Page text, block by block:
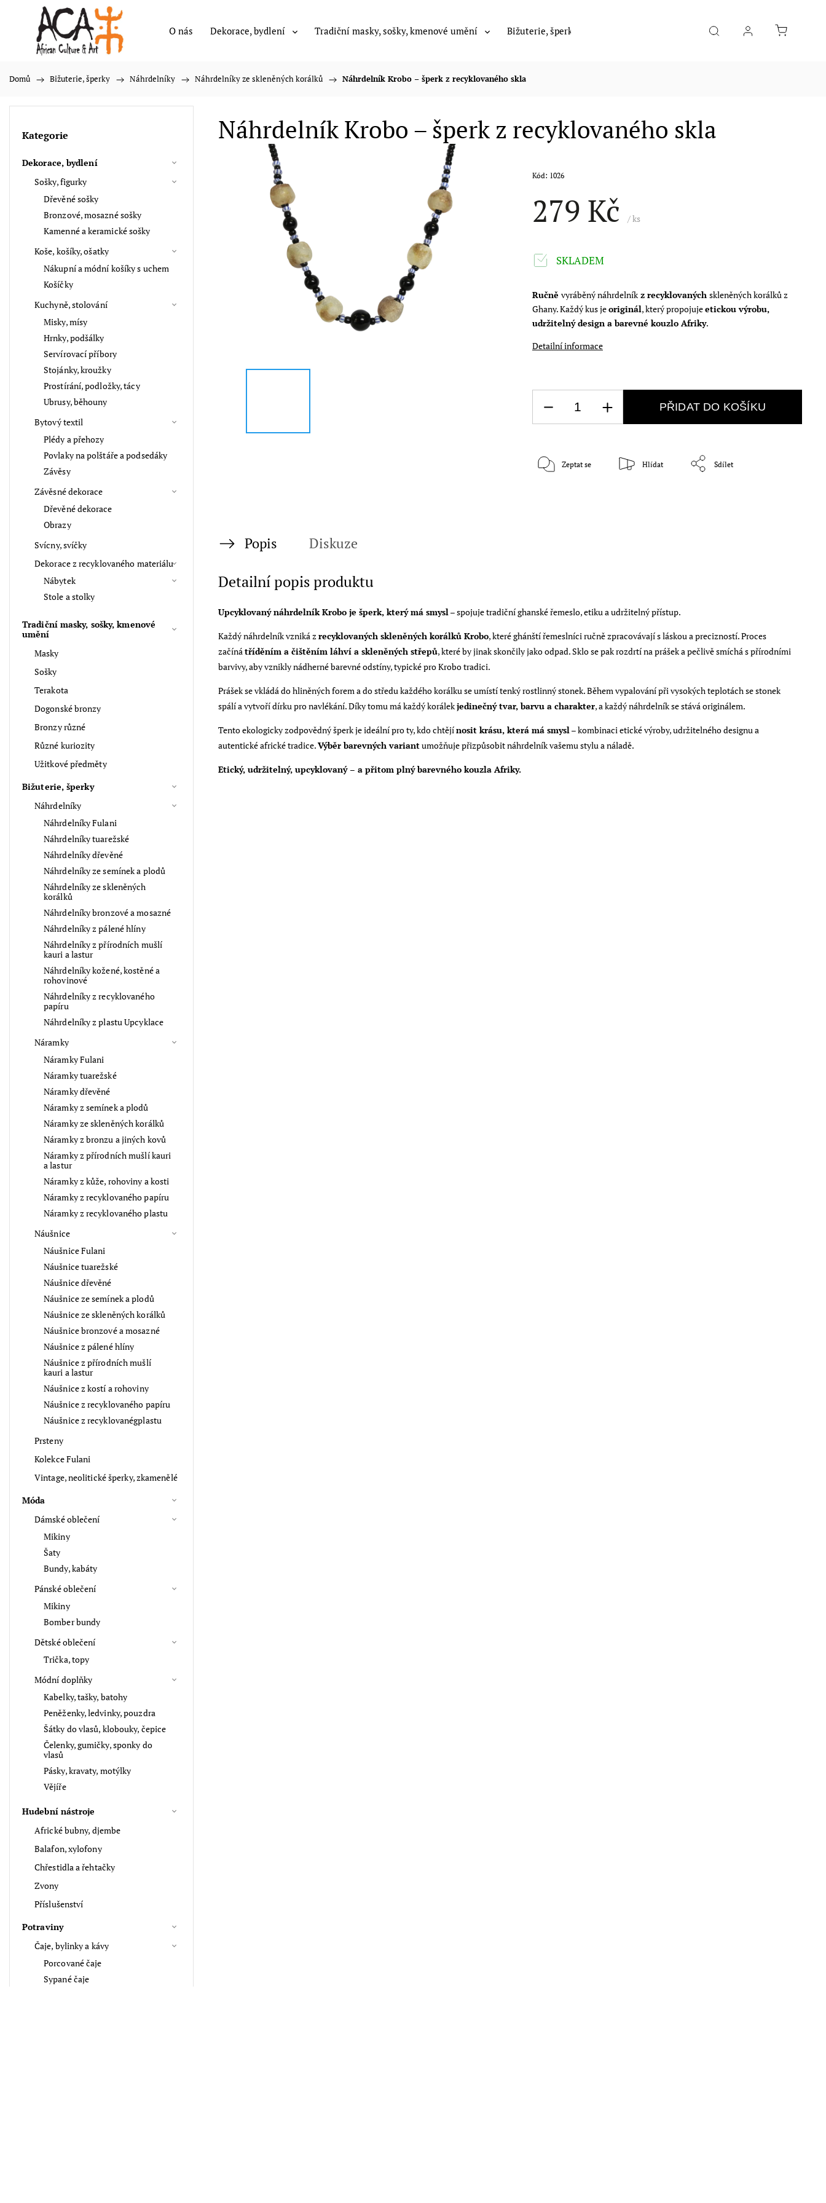
O nás Dekorace, bydlení Tradiční masky, sošky, kmenové umění Bižuterie, šperky Hudební nástroje Potraviny
Domů / Bižuterie, šperky / Náhrdelníky / Náhrdelníky ze skleněných korálků / Náhrdelník Krobo – šperk z recyklovaného skla
Kategorie
Dekorace, bydlení
Sošky, figurky
Dřevěné sošky
Bronzové, mosazné sošky
Kamenné a keramické sošky
Koše, košíky, ošatky
Nákupní a módní košíky s uchem
Košíčky
Kuchyně, stolování
Misky, mísy
Hrnky, podšálky
Servírovací příbory
Stojánky, kroužky
Prostírání, podložky, tácy
Ubrusy, běhouny
Bytový textil
Plédy a přehozy
Povlaky na polštáře a podsedáky
Závěsy
Závěsné dekorace
Dřevěné dekorace
Obrazy
Svícny, svíčky
Dekorace z recyklovaného materiálu
Nábytek
Stole a stolky
Tradiční masky, sošky, kmenové
umění
Masky
Sošky
Terakota
Dogonské bronzy
Bronzy různé
Různé kuriozity
Užitkové předměty
Bižuterie, šperky
Náhrdelníky
Náhrdelníky Fulani
Náhrdelníky tuarežské
Náhrdelníky dřevěné
Náhrdelníky ze semínek a plodů
Náhrdelníky ze skleněných
korálků
Náhrdelníky bronzové a mosazné
Náhrdelníky z pálené hlíny
Náhrdelníky z přírodních mušlí
kauri a lastur
Náhrdelníky kožené, kostěné a
rohovinové
Náhrdelníky z recyklovaného
papíru
Náhrdelníky z plastu Upcyklace
Náramky
Náramky Fulani
Náramky tuarežské
Náramky dřevěné
Náramky z semínek a plodů
Náramky ze skleněných korálků
Náramky z bronzu a jiných kovů
Náramky z přírodních mušlí kauri
a lastur
Náramky z kůže, rohoviny a kosti
Náramky z recyklovaného papíru
Náramky z recyklovaného plastu
Náušnice
Náušnice Fulani
Náušnice tuarežské
Náušnice dřevěné
Náušnice ze semínek a plodů
Náušnice ze skleněných korálků
Náušnice bronzové a mosazné
Náušnice z pálené hlíny
Náušnice z přírodních mušlí
kauri a lastur
Náušnice z kostí a rohoviny
Náušnice z recyklovaného papíru
Náušnice z recyklovanégplastu
Prsteny
Kolekce Fulani
Vintage, neolitické šperky, zkamenělé
Móda
Dámské oblečení
Mikiny
Šaty
Bundy, kabáty
Pánské oblečení
Mikiny
Bomber bundy
Dětské oblečení
Trička, topy
Módní doplňky
Kabelky, tašky, batohy
Peněženky, ledvinky, pouzdra
Šátky do vlasů, klobouky, čepice
Čelenky, gumičky, sponky do
vlasů
Pásky, kravaty, motýlky
Vějíře
Hudební nástroje
Africké bubny, djembe
Balafon, xylofony
Chřestidla a řehtačky
Zvony
Příslušenství
Potraviny
Čaje, bylinky a kávy
Porcované čaje
Sypané čaje
Náhrdelník Krobo – šperk z recyklovaného skla
279 Kč / ks
Kód: 1026
Ručně vyráběný náhrdelník z recyklovaných skleněných korálků z
Ghany. Každý kus jeoriginál, který propojujeetickou výrobu,
udržitelný design a barevné kouzlo Afriky.
Detailní informace
SKLADEM
PŘIDAT DO KOŠÍKU
Zeptat se Hlídat Sdílet
Popis Diskuze
Detailní popis produktu
Upcyklovaný náhrdelník Krobo je šperk, který má smysl – spojuje tradiční ghanské řemeslo, etiku a udržitelný přístup.
Každý náhrdelník vzniká z recyklovaných skleněných korálků Krobo, které ghánští řemeslníci ručně zpracovávají s láskou a precizností. Proces
začíná tříděním a čištěním láhví a skleněných střepů, které by jinak skončily jako odpad. Sklo se pak rozdrtí na prášek a pečlivě smíchá s přírodními
barvivy, aby vznikly nádherné barevné odstíny, typické pro Krobo tradici.
Prášek se vkládá do hliněných forem a do středu každého korálku se umístí tenký rostlinný stonek. Během vypalování při vysokých teplotách se stonek
spálí a vytvoří dírku pro navlékání. Díky tomu má každý korálekjedinečný tvar, barvu a charakter, a každý náhrdelník se stává originálem.
Tento ekologicky zodpovědný šperk je ideální pro ty, kdo chtějínosit krásu, která má smysl – kombinaci etické výroby, udržitelného designu a
autentické africké tradice.Výběr barevných variantumožňuje přizpůsobit náhrdelník vašemu stylu a náladě.
Etický, udržitelný, upcyklovaný – a přitom plný barevného kouzla Afriky.